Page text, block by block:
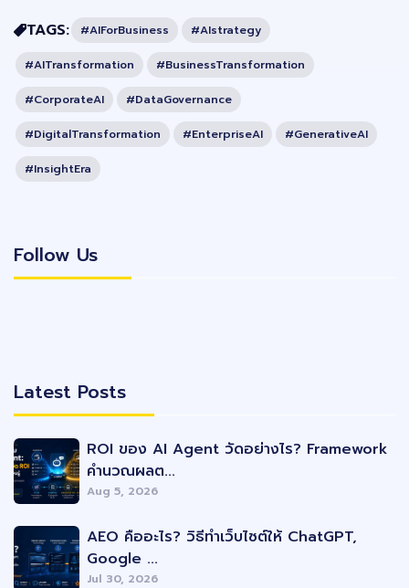
TAGS: #AIForBusiness #AIstrategy
#AITransformation #BusinessTransformation
#CorporateAI #DataGovernance
#DigitalTransformation #EnterpriseAI #GenerativeAI
#InsightEra
Follow Us
Latest Posts
ROI ของ AI Agent วัดอย่างไร? Framework
คำนวณผลต...
Aug 5, 2026
AEO คืออะไร? วิธีทำเว็บไซต์ให้ ChatGPT,
Google ...
Jul 30, 2026